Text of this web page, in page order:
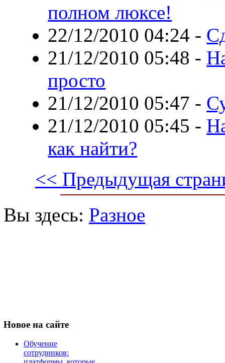
полном люксе!
22/12/2010 04:24 -
21/12/2010 05:48 -
просто
21/12/2010 05:47 -
21/12/2010 05:45 -
как найти?
<< Предыдущая
Вы здесь: Разное
Новое на сайте
Обучение
сотрудников: